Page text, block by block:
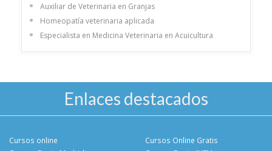
Auxiliar de Veterinaria en Granjas
Homeopatía veterinaria aplicada
Especialista en Medicina Veterinaria en Acuicultura
Enlaces destacados
Cursos online
Cursos Online Gratis